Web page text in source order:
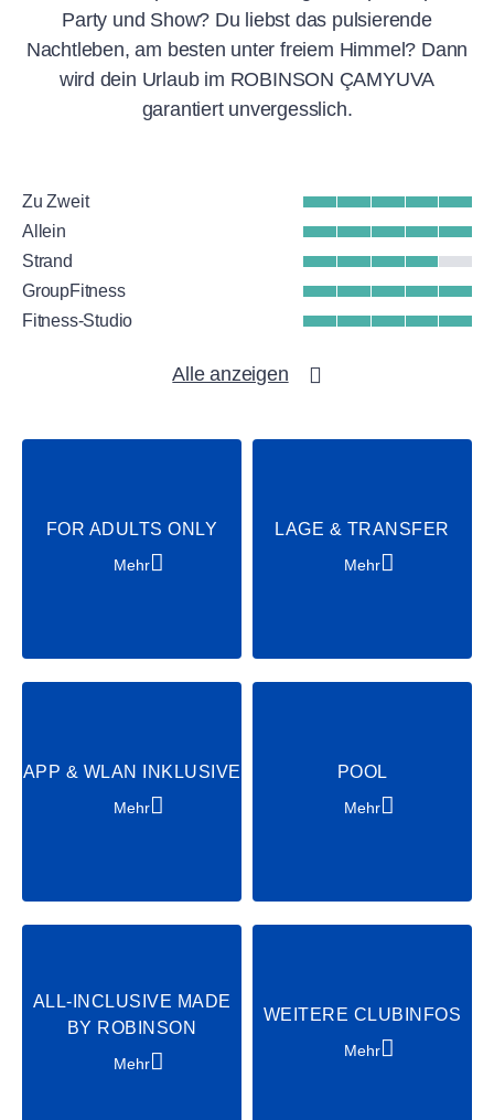
Abwechslungsreiches Entertainment &
Partys am Abend (z. B. White Night,
Stage Party, ROBCarpet Night & Chill out
Beachvolleyball-Turniere, Yoga mit
traumhaftem Ausblick am Steg &
Eigene Ansprechpartner:innen im Club
Getränkeservice an der Premium-Bar
Alle zubuchbaren Aktivitäten sind vor Ort im
Club buchbar und zahlbar.
Party und Show? Du liebst das pulsierende
Nachtleben, am besten unter freiem Himmel? Dann
wird dein Urlaub im ROBINSON ÇAMYUVA
garantiert unvergesslich.
Zu Zweit
Allein
Strand
GroupFitness
Fitness-Studio
Padel
Fußball
Shows & Acts
Alle anzeigen
FOR ADULTS ONLY
Mehr
LAGE & TRANSFER
Mehr
APP & WLAN INKLUSIVE
Mehr
POOL
Mehr
ALL-INCLUSIVE MADE
BY ROBINSON
Mehr
WEITERE CLUBINFOS
Mehr